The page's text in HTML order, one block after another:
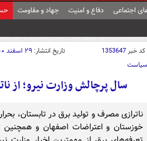
اجتماعی دفاع و امنیت جهاد و مقاومت
کد خبر1353647 تاریخ انتشار: ۲۹ اسفند ۱۴۰۰ - ۰۸:۰۴
سیاست
سال پرچالش وزارت نیرو؛ از
ناترازی مصرف و تولید برق در تابستان،
خوزستان و اعتراضات اصفهان و همچنین